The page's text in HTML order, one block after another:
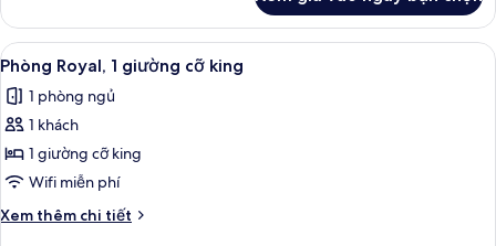
Imperial
Suite,
King
Bed
Xem
tất
cả
ảnh
Phòng
Royal,
1
giường
Phòng Royal, 1 giường cỡ king | Bộ
6
Phòng Royal, 1 giường cỡ king
1 phòng ngủ
1 khách
1 giường cỡ king
Wifi miễn phí
Xem thêm chi tiết
Chi